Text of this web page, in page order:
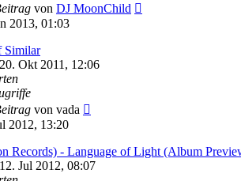
von DJ MoonChild
2013, 01:03
Similar
Okt 2011, 12:06
von vada
2012, 13:20
Records) - Language of Light (Album
Jul 2012, 08:07